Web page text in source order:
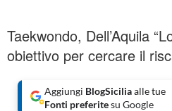
Taekwondo, Dell’Aquila
obiettivo per cercare il
Aggiungi BlogSiciliaalle tue
Fonti preferitesu Google